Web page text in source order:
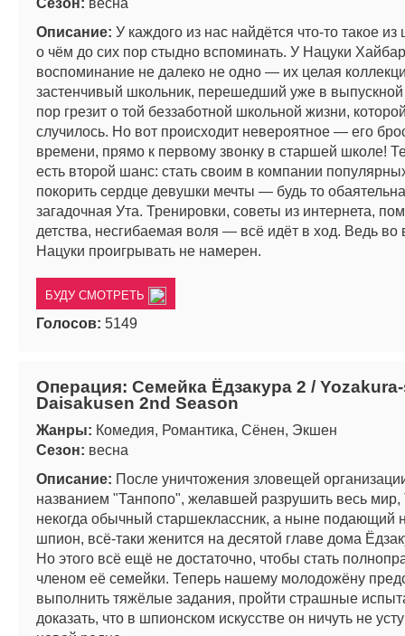
Сезон: весна
Описание: У каждого из нас найдётся что-то такое из
о чём до сих пор стыдно вспоминать. У Нацуки
воспоминание не далеко не одно — их целая
застенчивый школьник, перешедший уже в выпускной
пор грезит о той беззаботной школьной жизни,
случилось. Но вот происходит невероятное — его
времени, прямо к первому звонку в старшей школе!
есть второй шанс: стать своим в компании
покорить сердце девушки мечты — будь то
загадочная Ута. Тренировки, советы из интернета,
детства, несгибаемая воля — всё идёт в ход. Ведь во
Нацуки проигрывать не намерен.
БУДУ СМОТРЕТЬ
Голосов: 5149
Операция: Семейка Ёдзакура 2 /
Daisakusen 2nd Season
Жанры: Комедия, Романтика, Сёнен, Экшен
Сезон: весна
Описание: После уничтожения зловещей
названием "Танпопо", желавшей разрушить весь мир,
некогда обычный старшеклассник, а ныне подающий
шпион, всё-таки женится на десятой главе дома
Но этого всё ещё не достаточно, чтобы стать
членом её семейки. Теперь нашему молодожёну
выполнить тяжёлые задания, пройти страшные
доказать, что в шпионском искусстве он ничуть не